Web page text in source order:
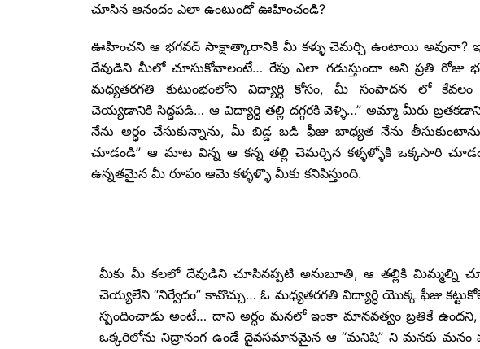
చూసిన ఆనందం ఎలా ఉంటుందో ఊహించండి?
ఊహించని ఆ భగవద్ సాక్షాత్కారానికి మీ కళ్ళు చెమర్చి ఉంటాయి అవునా?
దేవుడిని మీలో చూసుకోవాలంటే… రేపు ఎలా గడుస్తుందా అని ప్రతి రోజు
మధ్యతరగతి కుటుంభంలోని విద్యార్ధి కోసం, మీ సంపాదన లో కేవలం
చెయ్యడానికి సిద్ధపడి… ఆ విద్యార్ధి తల్లి దగ్గరకి వెళ్ళి…” అమ్మా మీరు
నేను అర్ధం చేసుకున్నాను, మీ బిడ్డ బడి ఫీజు బాధ్యత నేను
చూడండి” ఆ మాట విన్న ఆ కన్న తల్లి చెమర్చిన కళ్ళళ్ళోకి ఒక్కసారి
ఉన్నతమైన మీ రూపం ఆమె కళ్ళళ్ళొ మీకు కనిపిస్తుంది.
మీకు మీ కలలో దేవుడిని చూసినప్పటి అనుబూతి, ఆ తల్లికి మిమ్మల్ని
చెయ్యలేని “నిర్వేదం” కావొచ్చు… ఓ మధ్యతరగతి విద్యార్ధి యొక్క ఫీజు
స్పందించాడు అంటే… దాని అర్ధం మనలో ఇంకా మానవత్వం బ్రతికే
ఒక్కరిలోను నిద్రానంగ ఉండే దైవసమానమైన ఆ “మనిషి” ని మనకు మనం